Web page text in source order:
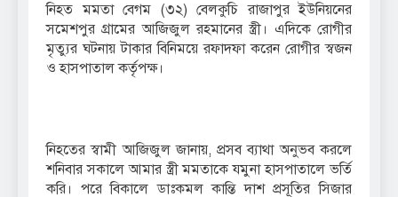
নিহত মমতা বেগম (৩২) বেলকুচি রাজাপুর ইউনিয়নের
সমেশপুর গ্রামের আজিজুল রহমানের স্ত্রী। এদিকে রোগীর
মৃত্যুর ঘটনায় টাকার বিনিময়ে রফাদফা করেন রোগীর স্বজন
ও হাসপাতাল কর্তৃপক্ষ।
নিহতের স্বামী আজিজুল জানায়, প্রসব ব্যাথা অনুভব করলে
শনিবার সকালে আমার স্ত্রী মমতাকে যমুনা হাসপাতালে ভর্তি
করি। পরে বিকালে ডাঃকমল কান্তি দাশ প্রসূতির সিজার